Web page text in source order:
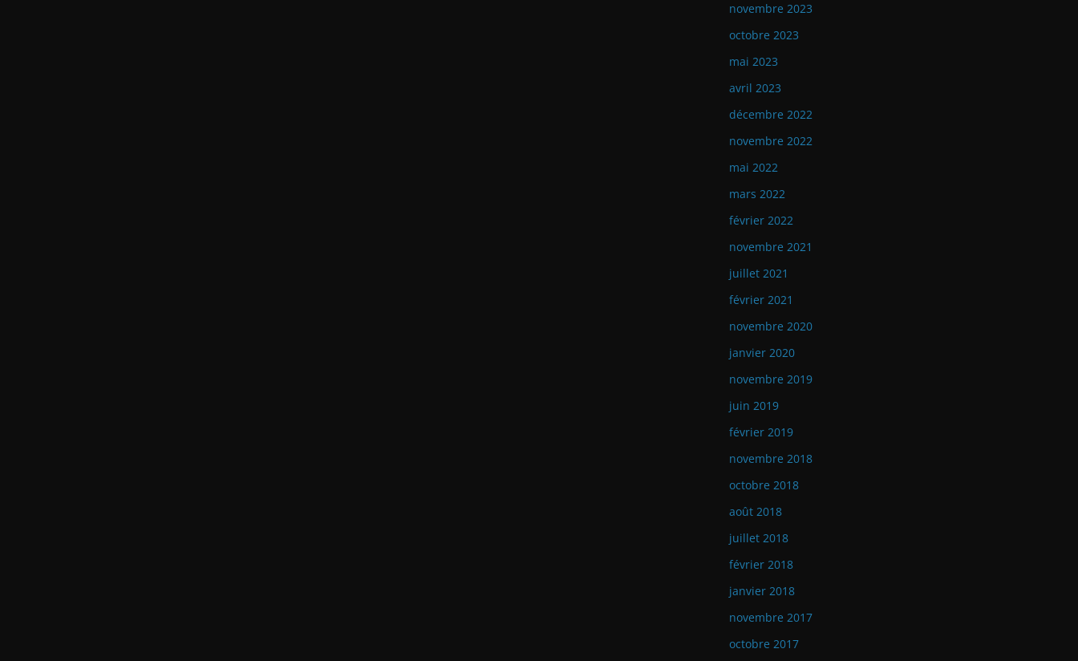
novembre 2023
octobre 2023
mai 2023
avril 2023
décembre 2022
novembre 2022
mai 2022
mars 2022
février 2022
novembre 2021
juillet 2021
février 2021
novembre 2020
janvier 2020
novembre 2019
juin 2019
février 2019
novembre 2018
octobre 2018
août 2018
juillet 2018
février 2018
janvier 2018
novembre 2017
octobre 2017